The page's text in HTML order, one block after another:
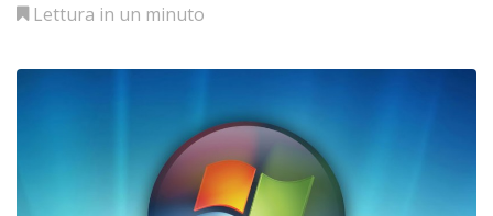
Lettura in un minuto